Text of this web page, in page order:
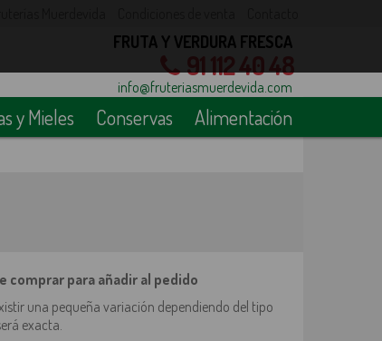
FRUTA Y VERDURA FRESCA
91 112 40 48
info@fruteriasmuerdevida.com
y Mieles Conservas Alimentación
comprar para añadir al pedido
una pequeña variación dependiendo del tipo
exacta.